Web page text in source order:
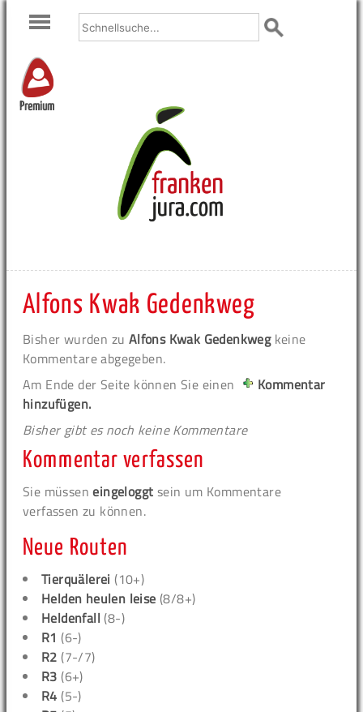
Premium
Alfons Kwak Gedenkweg
Bisher wurden zu Alfons Kwak Gedenkwegkeine
Kommentare abgegeben.
Am Ende der Seite können Sie einen
Kommentar
hinzufügen.
Bisher gibt es noch keine Kommentare
Kommentar verfassen
Sie müsseneingeloggt sein um Kommentare
verfassen zu können.
Neue Routen
Tierquälerei (10+)
Helden heulen leise (8/8+)
Heldenfall (8-)
R1 (6-)
R2 (7-/7)
R3 (6+)
R4 (5-)